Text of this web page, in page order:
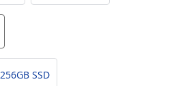
256GB SSD